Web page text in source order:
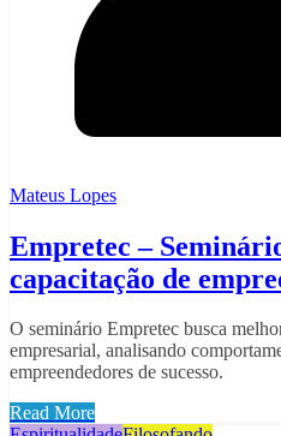
Mateus Lopes
Empretec –
capacitação de
O seminário Empretec busca
empresarial, analisando
empreendedores de sucesso.
Read More